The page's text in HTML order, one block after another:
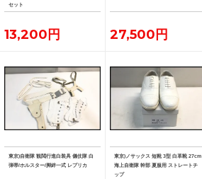
セット
13,200円 27,500円
東京)自衛隊 観閲行進白装具 儀仗隊 白
弾帯/ホルスター/脚絆一式 レプリカ
東京)ノサックス 短靴 3型 白革靴 27cm
海上自衛隊 幹部 夏服用 ストレートチ
ップ